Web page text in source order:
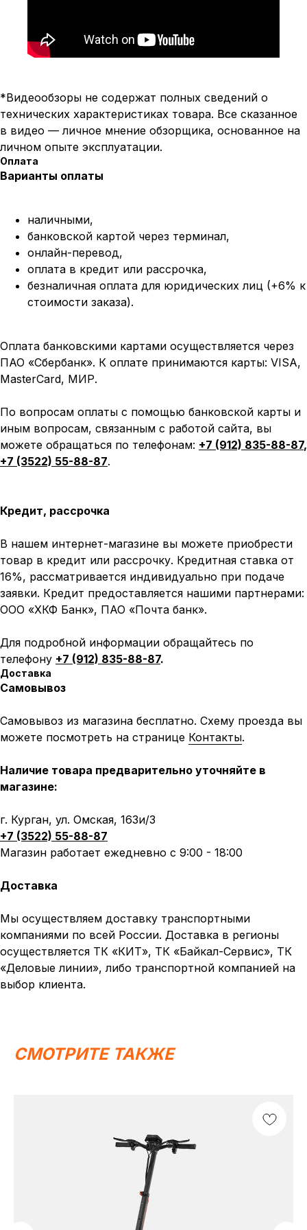
*Видеообзоры не содержат полных сведений о
технических характеристиках товара. Все сказанное
в видео — личное мнение обзорщика, основанное на
личном опыте эксплуатации.
Оплата
Варианты оплаты
наличными,
банковской картой через терминал,
онлайн-перевод,
оплата в кредит или рассрочка,
безналичная оплата для юридических лиц (+6% к
стоимости заказа).
Оплата банковскими картами осуществляется через
ПАО «Сбербанк». К оплате принимаются карты: VISA,
MasterCard, МИР.
По вопросам оплаты с помощью банковской карты и
иным вопросам, связанным с работой сайта, вы
можете обращаться по телефонам: +7 (912) 835-88-87,
+7 (3522) 55-88-87.
Кредит, рассрочка
В нашем интернет-магазине вы можете приобрести
товар в кредит или рассрочку. Кредитная ставка от
16%, рассматривается индивидуально при подаче
заявки. Кредит предоставляется нашими партнерами:
ООО «ХКФ Банк», ПАО «Почта банк».
Для подробной информации обращайтесь по
телефону +7 (912) 835-88-87.
Доставка
Самовывоз
Самовывоз из магазина бесплатно. Схему проезда вы
можете посмотреть на странице Контакты.
Наличие товара предварительно уточняйте в
магазине:
г. Курган, ул. Омская, 163и/3
+7 (3522) 55-88-87
Магазин работает ежедневно с 9:00 - 18:00
Доставка
Мы осуществляем доставку транспортными
компаниями по всей России. Доставка в регионы
осуществляется ТК «КИТ», ТК «Байкал-Сервис», ТК
«Деловые линии», либо транспортной компанией на
выбор клиента.
СМОТРИТЕ ТАКЖЕ
ИП Каканова Анна Константиновна
ИНН 450164920881